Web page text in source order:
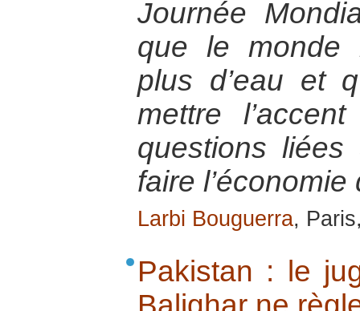
Journée
que le monde
plus d’eau et
mettre
questions
faire
Larbi Bouguerra,
Pakistan : le